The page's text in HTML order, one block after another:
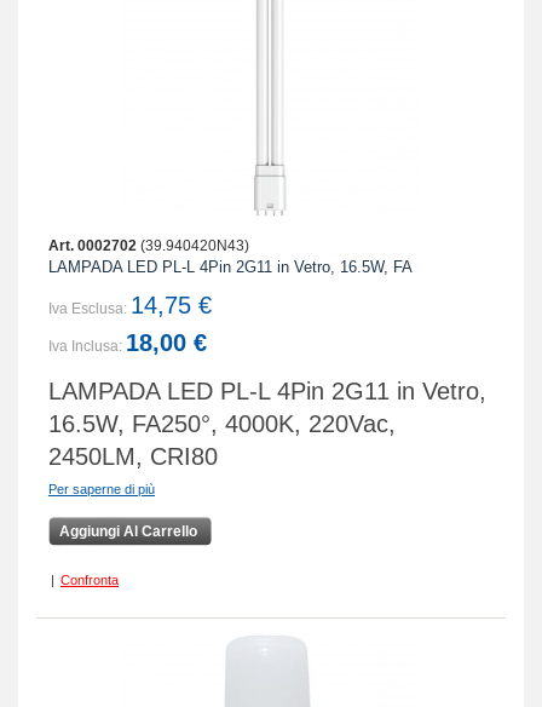
Art. 0002702 (39.940420N43)
LAMPADA LED PL-L 4Pin 2G11 in Vetro, 16.5W, FA
Iva Esclusa: 14,75 €
Iva Inclusa: 18,00 €
LAMPADA LED PL-L 4Pin 2G11 in Vetro,
16.5W, FA250°, 4000K, 220Vac,
2450LM, CRI80
Per saperne di più
Aggiungi Al Carrello
| Confronta